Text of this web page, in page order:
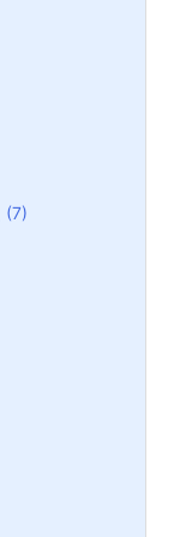
(7)